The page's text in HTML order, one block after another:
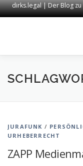
dirks.legal | Der Blog
START
JURAFUNK /
URHEBERRECHT
ZAPP